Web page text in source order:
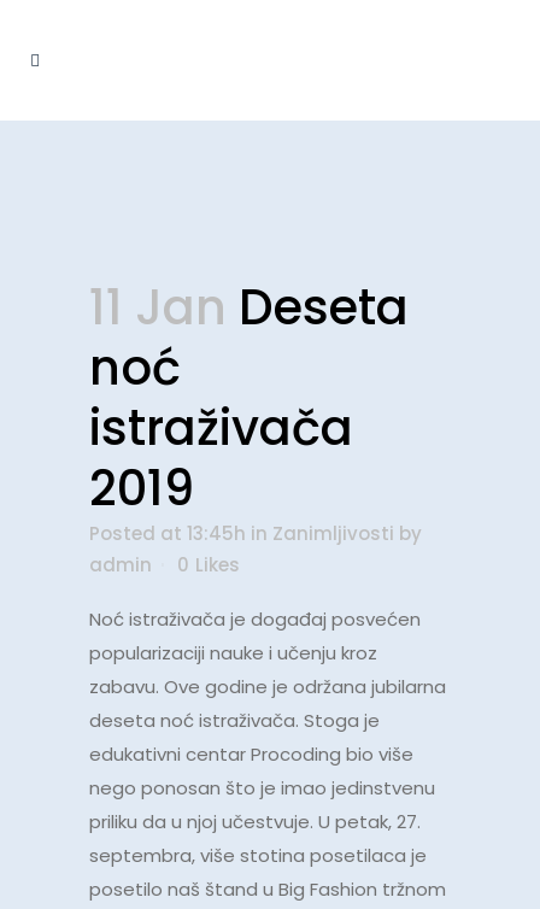
11 Jan Deseta
noć
istraživača
2019
Posted at 13:45h in Zanimljivosti by
admin
0 Likes
Noć istraživača je događaj posvećen
popularizaciji nauke i učenju kroz
zabavu. Ove godine je održana jubilarna
deseta noć istraživača. Stoga je
edukativni centar Procoding bio više
nego ponosan što je imao jedinstvenu
priliku da u njoj učestvuje. U petak, 27.
septembra, više stotina posetilaca je
posetilo naš štand u Big Fashion tržnom